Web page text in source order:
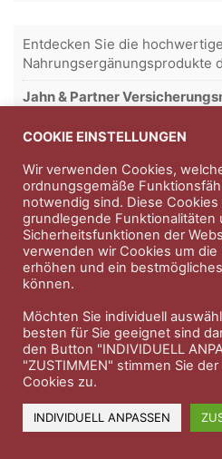
Entdecken Sie die
Nahrungsergänungsprodukte
Jahn & Partner
Professioneller Rundumschutz
Impressum
Datenschutzerklärung
COOKIE EINSTELLUNGEN
Wir verwenden Cookies,
ordnungsgemäße
notwendig sind. Diese
grundlegende Funktionalitäten
Sicherheitsfunktionen der
verwenden wir Cookies um
erhöhen und ein
können.
Möchten Sie individuell
besten für Sie geeignet sind
den Button "INDIVIDUELL
"ZUSTIMMEN" stimmen Sie
Cookies zu.
INDIVIDUELL ANPASSEN